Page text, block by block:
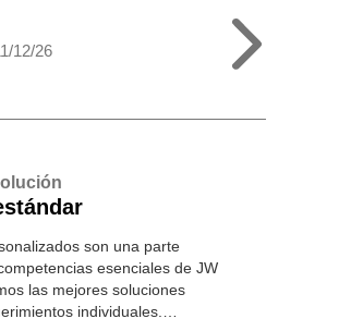
12/26
son una parte
esenciales de JW
las mejores soluciones
individuales.